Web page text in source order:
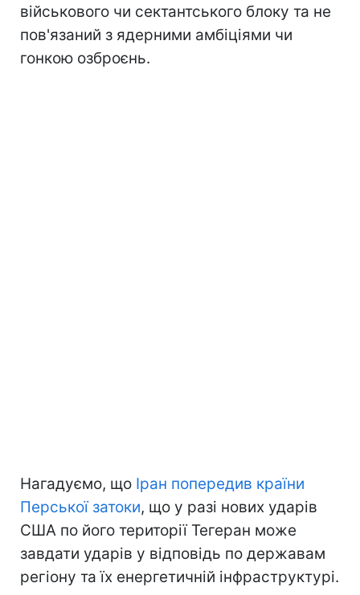
військового чи сектантського блоку та не
пов'язаний з ядерними амбіціями чи
гонкою озброєнь.
Нагадуємо, що Іран попередив країни
Перської затоки, що у разі нових ударів
США по його території Тегеран може
завдати ударів у відповідь по державам
регіону та їх енергетичній інфраструктурі.